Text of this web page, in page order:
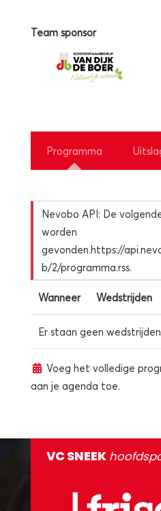
Team sponsor
Programma
Nevobo API: De
worden
gevonden.https://
b/2/programma.rss.
Wanneer Wedstrijden
Er staan geen
Voeg het volledige
aan je agenda toe.
VC SNEEK